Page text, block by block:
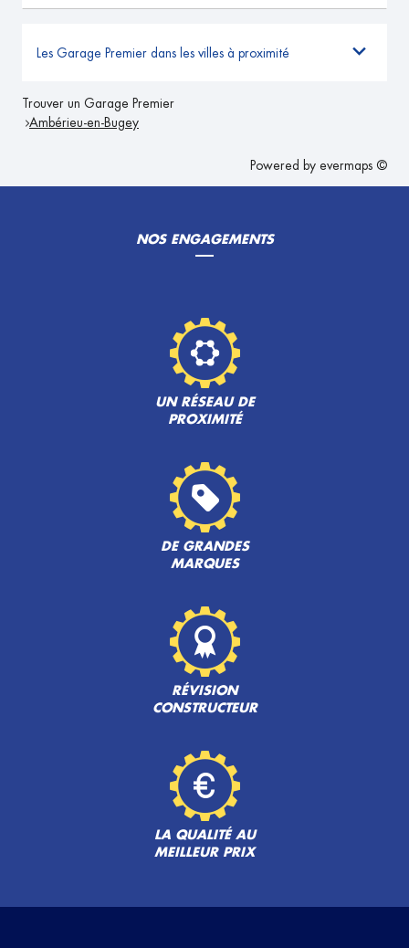
Les Garage Premier dans les villes à proximité
Trouver un Garage Premier
Ambérieu-en-Bugey
Powered by evermaps ©
NOS ENGAGEMENTS
UN RÉSEAU DE
PROXIMITÉ
DE GRANDES
MARQUES
RÉVISION
CONSTRUCTEUR
LA QUALITÉ AU
MEILLEUR PRIX